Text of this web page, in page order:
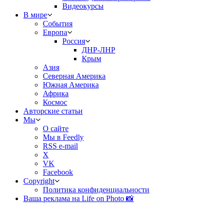
Видеокурсы
В мире
События
Европа
Россия
ДНР-ЛНР
Крым
Азия
Северная Америка
Южная Америка
Африка
Космос
Авторские статьи
Мы
О сайте
Мы в Feedly
RSS e-mail
X
VK
Facebook
Copyright
Политика конфиденциальности
Ваша реклама на Life on Photo 📸